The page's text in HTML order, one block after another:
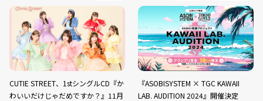
CUTIE STREET、1stシングルCD『か
わいいだけじゃだめですか？』11月
『ASOBISYSTEM × TGC KAWAII
LAB. AUDITION 2024』開催決定